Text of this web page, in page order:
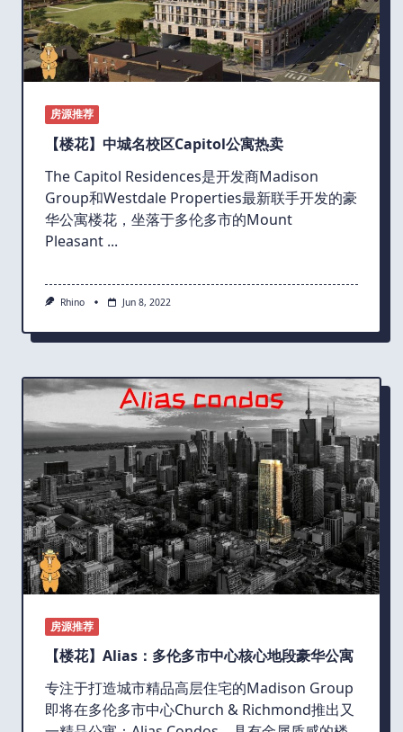
房源推荐
【楼花】中城名校区Capitol公寓热卖
The Capitol Residences是开发商Madison
Group和Westdale Properties最新联手开发的豪
华公寓楼花，坐落于多伦多市的Mount
Pleasant ...
Rhino Jun 8, 2022
房源推荐
【楼花】Alias：多伦多市中心核心地段豪华公寓
专注于打造城市精品高层住宅的Madison Group
即将在多伦多市中心Church & Richmond推出又